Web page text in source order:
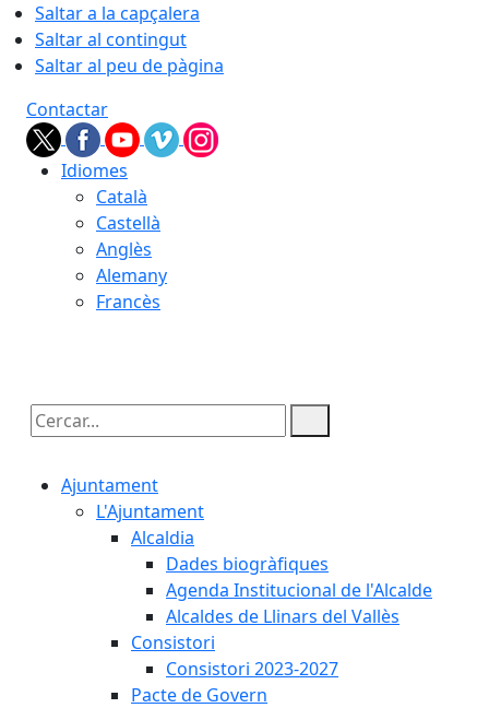
Saltar a la capçalera
Saltar al contingut
Saltar al peu de pàgina
Contactar
Idiomes
Català
Castellà
Anglès
Alemany
Francès
Cercar:
Ajuntament
L'Ajuntament
Alcaldia
Dades biogràfiques
Agenda Institucional de l'Alcalde
Alcaldes de Llinars del Vallès
Consistori
Consistori 2023-2027
Pacte de Govern